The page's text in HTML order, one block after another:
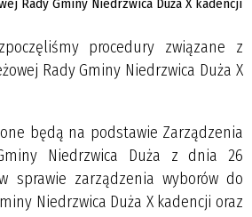
procedury związane z
Rady Gminy Niedrzwica Duża X
będą na podstawie Zarządzenia
Niedrzwica Duża z dnia 26
sprawie zarządzenia wyborów do
Niedrzwica Duża X kadencji oraz